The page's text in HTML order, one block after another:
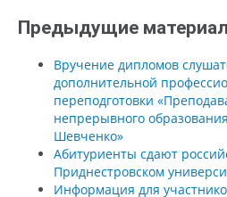
Предыдущие
Вручение дипломов
дополнительной
переподготовки
непрерывного
Шевченко»
Абитуриенты сдают
Приднестровском
Информация для